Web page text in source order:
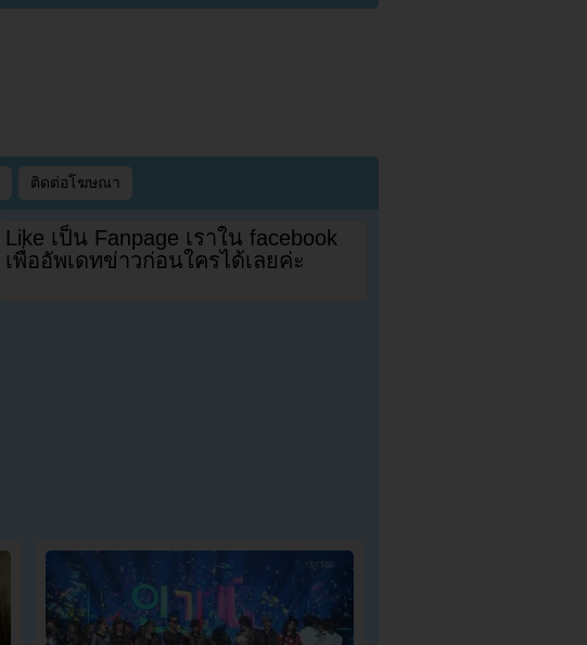
ติดต่อโฆษณา
Like เป็น Fanpage เราใน facebook
เพื่ออัพเดทข่าวก่อนใครได้เลยค่ะ